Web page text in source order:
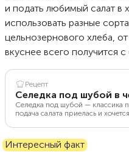
и подать любимый салат в
использовать разные
цельнозернового хлеба,
вкуснее всего получится
Рецепт
Селедка под шубой в
Селедка под шубой — классика
подача салата приелась и
классической, а эффект —
батон, багет, буханку ржаного.
бородинском хлебе.
Интересный факт